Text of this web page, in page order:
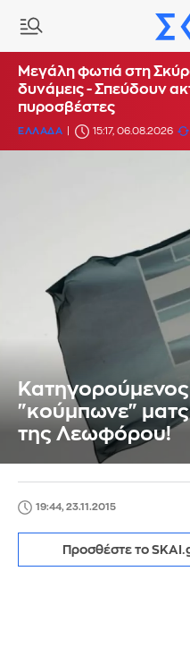
Μεγάλη φωτιά στη
δυνάμεις - Σπεύδουν
πυροσβέστες
ΕΛΛΑΔΑ 15:17, 06.08.2026
"κούμπωνε" ματς
της Λεωφόρου!
19:44, 23.11.2015
Προσθέστε το